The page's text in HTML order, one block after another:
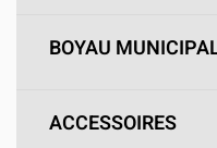
BOYAU
ACCESSOIRES